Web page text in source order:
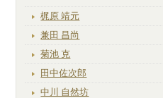
梶原 靖元
兼田 昌尚
菊池 克
田中佐次郎
中川 自然坊